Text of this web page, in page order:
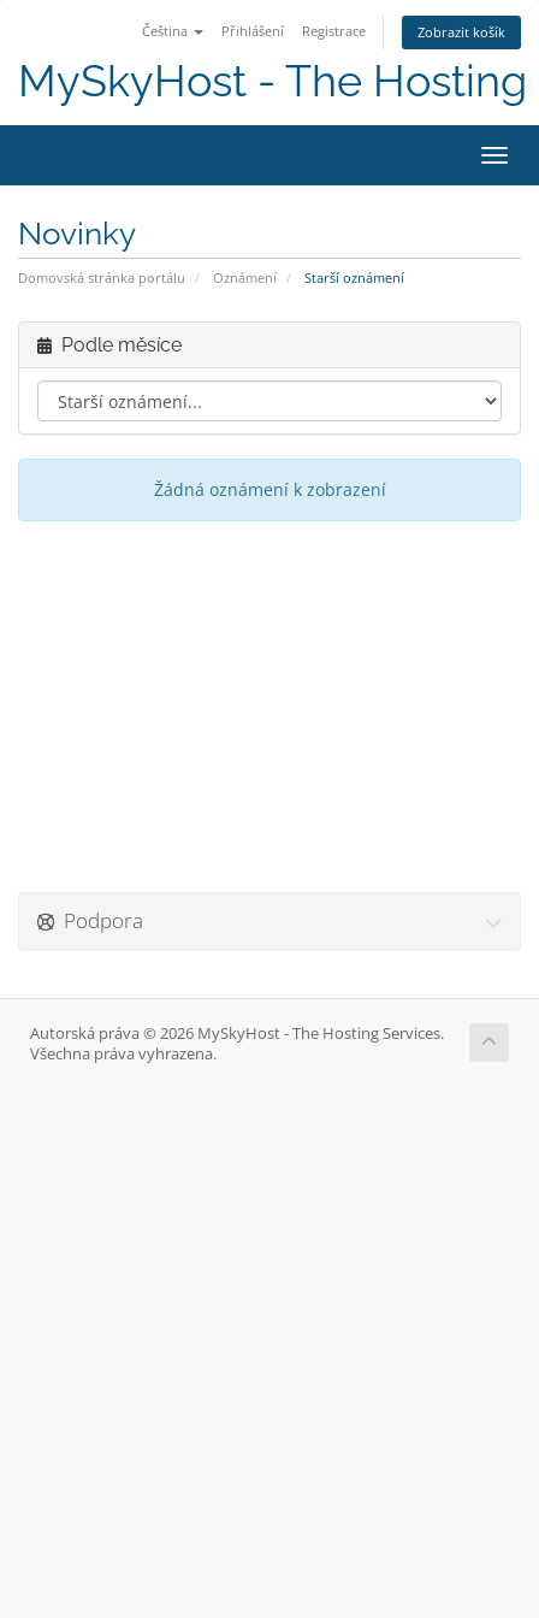
Čeština Přihlášení Registrace Zobrazit košík
MySkyHost - The Hosting
Novinky
Domovská stránka portálu Oznámení Starší oznámení
Podle měsíce
Žádná oznámení k zobrazení
Podpora
Autorská práva © 2026 MySkyHost - The Hosting Services.
Všechna práva vyhrazena.